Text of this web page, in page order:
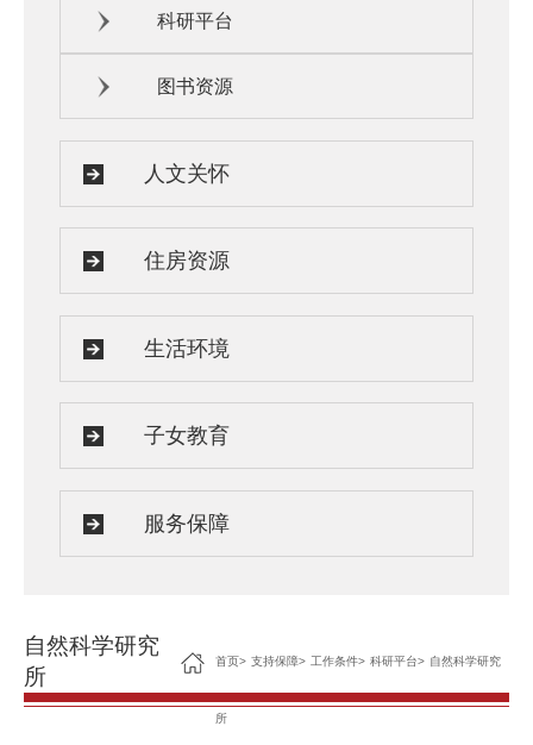
科研平台
图书资源
人文关怀
住房资源
生活环境
子女教育
服务保障
自然科学研究
所
首页> 支持保障> 工作条件> 科研平台> 自然科学研究
所